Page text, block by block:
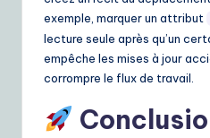
exemple, marquer un attribut
lecture seule après qu’un
empêche les mises à jour
corrompre le flux de travail.